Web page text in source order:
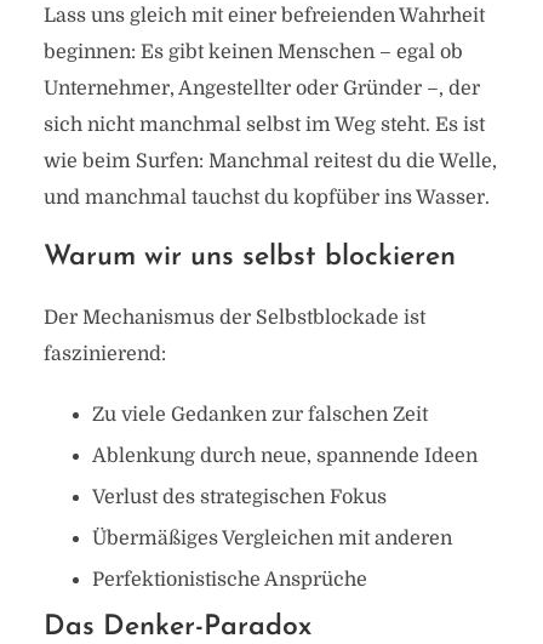
Lass uns gleich mit einer befreienden Wahrheit
beginnen: Es gibt keinen Menschen – egal ob
Unternehmer, Angestellter oder Gründer –, der
sich nicht manchmal selbst im Weg steht. Es ist
wie beim Surfen: Manchmal reitest du die Welle,
und manchmal tauchst du kopfüber ins Wasser.
Warum wir uns selbst blockieren
Der Mechanismus der Selbstblockade ist
faszinierend:
Zu viele Gedanken zur falschen Zeit
Ablenkung durch neue, spannende Ideen
Verlust des strategischen Fokus
Übermäßiges Vergleichen mit anderen
Perfektionistische Ansprüche
Das Denker-Paradox